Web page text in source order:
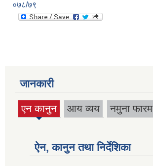
०७८/७९
जानकारी
एन कानुन
(active
आय व्यय नमुना फारम
ऐन, कानुन तथा निर्देशिका